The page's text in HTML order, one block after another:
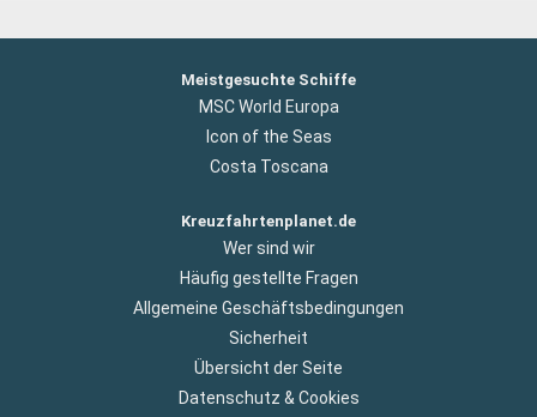
Meistgesuchte Schiffe
MSC World Europa
Icon of the Seas
Costa Toscana
Kreuzfahrtenplanet.de
Wer sind wir
Häufig gestellte Fragen
Allgemeine Geschäftsbedingungen
Sicherheit
Übersicht der Seite
Datenschutz & Cookies